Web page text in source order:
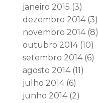
janeiro 2015 (3)
dezembro 2014(3)
novembro 2014(8)
outubro 2014(10)
setembro 2014(6)
agosto 2014(11)
julho 2014(6)
junho 2014(2)